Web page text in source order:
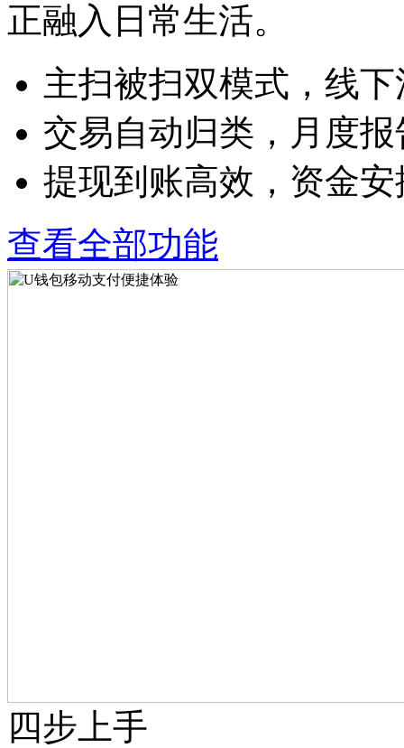
正融入日常生活。
主扫被扫双模式，线
交易自动归类，月度
提现到账高效，资金
查看全部功能
四步上手